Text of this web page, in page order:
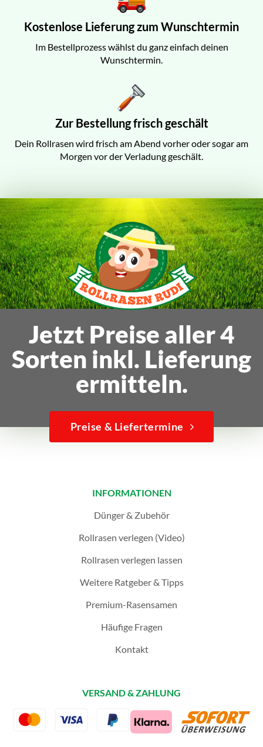
Kostenlose Lieferung zum Wunschtermin
Im Bestellprozess wählst du ganz einfach deinen
Wunschtermin.
Zur Bestellung frisch geschält
Dein Rollrasen wird frisch am Abend vorher oder sogar am
Morgen vor der Verladung geschält.
Jetzt Preise aller 4
Sorten inkl. Lieferung
ermitteln.
Preise & Liefertermine
INFORMATIONEN
Dünger & Zubehör
Rollrasen verlegen (Video)
Rollrasen verlegen lassen
Weitere Ratgeber & Tipps
Premium-Rasensamen
Häufige Fragen
Kontakt
VERSAND & ZAHLUNG